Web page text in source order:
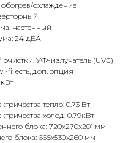
охлаждение
настенный
24 дБА
УФ-излучатель (UVC)
fi: есть, доп. опция
тепло: 0.73 Вт
холод: 0.79кВт
блока: 720х270х201 мм
блока: 665x530x260 мм